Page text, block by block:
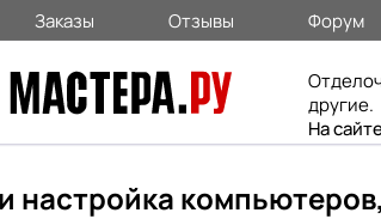
Заказы Отзывы Форум
другие.
На
настройка